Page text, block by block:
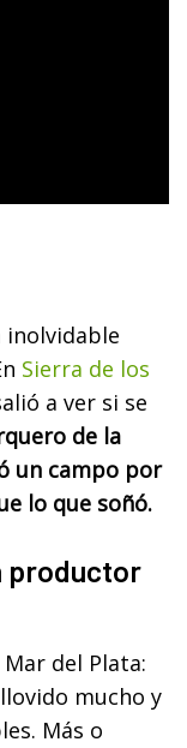
inolvidable
Sierra de los
a ver si se
de la
un campo por
lo que soñó.
productor
del Plata:
mucho y
Más o